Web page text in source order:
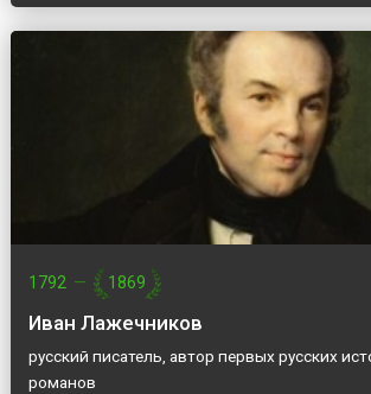
1792 — 1869
Иван Лажечников
русский писатель, автор первых русских
романов